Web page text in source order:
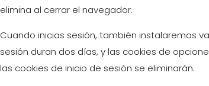
elimina al cerrar el navegador.
Cuando inicias sesión, también instalaremos
sesión duran dos días, y las cookies de
las cookies de inicio de sesión se eliminarán.